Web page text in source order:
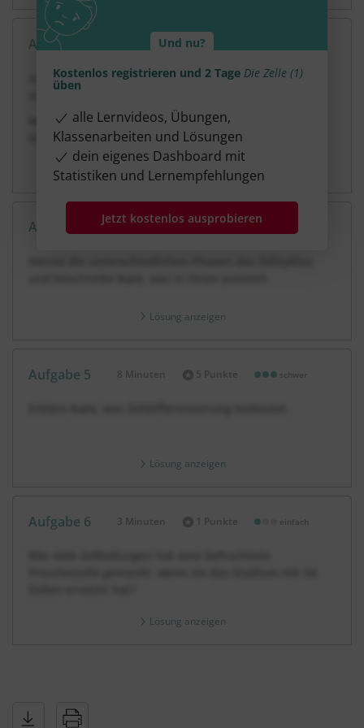
Aufgabe 3 Dauer:
7 Minuten 5 Punkte
Ordne die folgenden Dinge nach Komplexität und
Magen, Mensch, Drüsenzelle, Magenschleimhaut,
Verdauungssystem
Lösung anzeigen
Und nu?
Kostenlos registrieren und 2 Tage Die Zelle (1)
üben
alle Lernvideos, Übungen,
Klassenarbeiten und Lösungen
dein eigenes Dashboard mit
Statistiken und Lernempfehlungen
Jetzt kostenlos ausprobieren
Aufgabe 4 Dauer:
12 Minuten 6 Punkte
Lösung anzeigen
Aufgabe 5 Dauer:
8 Minuten 5 Punkte schwer
Lösung anzeigen
Aufgabe 6 Dauer:
3 Minuten 1 Punkte einfach
Lösung anzeigen